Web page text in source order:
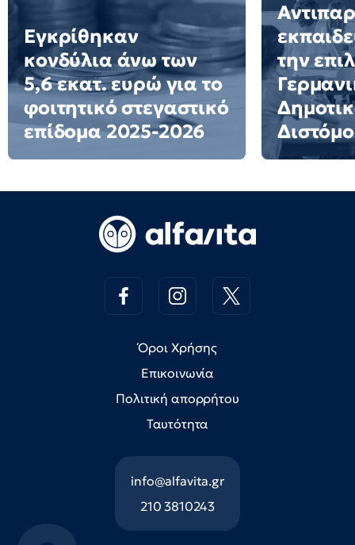
Εγκρίθηκαν
κονδύλια άνω των
5,6 εκατ. ευρώ για το
φοιτητικό στεγαστικό
επίδομα 2025-2026
την
Όροι Χρήσης
Επικοινωνία
Πολιτική απορρήτου
Ταυτότητα
info@alfavita.gr
210 3810243